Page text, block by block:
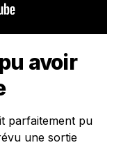
avoir
parfaitement pu
une sortie